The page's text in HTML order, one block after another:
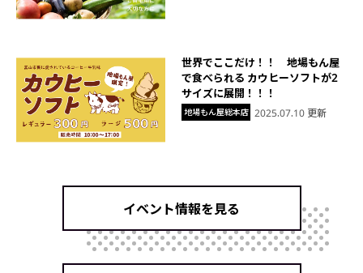
地場もん屋総本店
世界でここだけ！！ 地場もん屋
で食べられる カウヒーソフトが2
サイズに展開！！！
2025.07.10 更新
イベント情報を見る